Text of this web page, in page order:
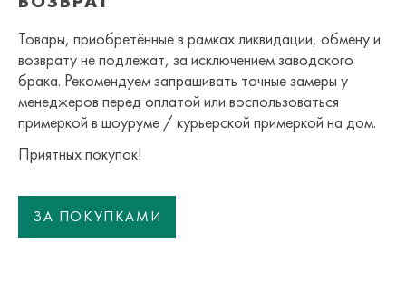
Товары, приобретённые в рамках ликвидации, обмену и
возврату не подлежат, за исключением заводского
брака. Рекомендуем запрашивать точные замеры у
менеджеров перед оплатой или воспользоваться
примеркой в шоуруме / курьерской примеркой на дом.
Приятных покупок!
ЗА ПОКУПКАМИ